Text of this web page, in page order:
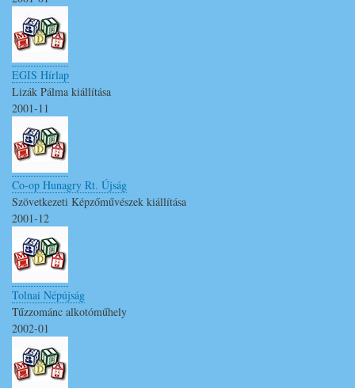
EGIS Hírlap
Lizák Pálma kiállítása
2001-11
Co-op Hunagry Rt. Újság
Szövetkezeti Képzőművészek kiállítása
2001-12
Tolnai Népújság
Tűzzománc alkotóműhely
2002-01